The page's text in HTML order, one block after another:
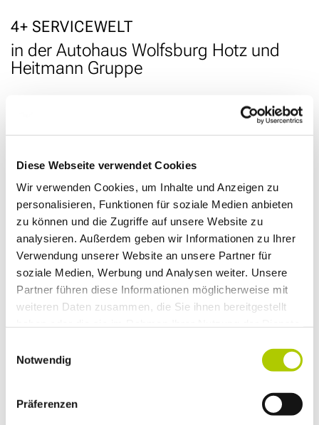
Diese Webseite verwendet Cookies
Wir verwenden Cookies, um Inhalte und Anzeigen zu
personalisieren, Funktionen für soziale Medien anbieten
zu können und die Zugriffe auf unsere Website zu
analysieren. Außerdem geben wir Informationen zu Ihrer
Verwendung unserer Website an unsere Partner für
soziale Medien, Werbung und Analysen weiter. Unsere
Partner führen diese Informationen möglicherweise mit
weiteren Daten zusammen, die Sie ihnen bereitgestellt
Notwendig
Präferenzen
4+ SERVICE­WELT
in der Autohaus Wolfsburg Hotz und
Heitmann Gruppe
Kennen Sie schon unsere 4+ Karte?
Nicht jeder bekommt sie, aber jeder will sie! Mit ihr tauchen
Mit der 4+ Karte erhalten Sie 10 % Nachlass auf Teile und
Lohn – im Rahmen eines Werkstattaufenthalts, top
Rabattaktionen und kostenfreie Ersatzmobilität* für einen
Und das Beste: Nach Vollendung des 5. Fahrzeugjahres
erhalten Sie auf Ihre Werkstattrechnungen 20 % Nachlass
auf Teile und Lohn.
profitieren Sie!
Die 4+ Karte gilt nur für Privatkunden und nur in